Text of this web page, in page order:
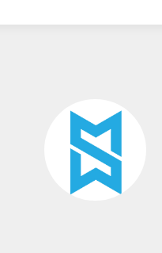
РЕКЛАМА НА ИНТЕРНЕТ-
VR/AR